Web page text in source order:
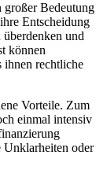
Bedeutung
Entscheidung
und
können
ihnen rechtliche
Vorteile. Zum
einmal intensiv
Unklarheiten oder